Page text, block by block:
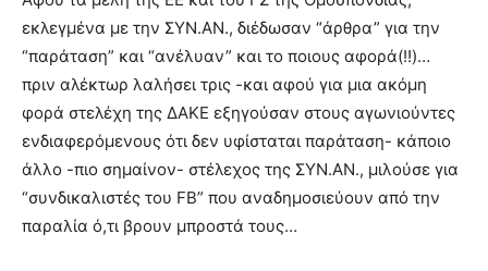
εκλεγμένα με την ΣΥΝ.ΑΝ., διέδωσαν “άρθρα” για την
“παράταση” και “ανέλυαν” και το ποιους αφορά(!!)…
πριν αλέκτωρ λαλήσει τρις -και αφού για μια ακόμη
φορά στελέχη της ΔΑΚΕ εξηγούσαν στους αγωνιούντες
ενδιαφερόμενους ότι δεν υφίσταται παράταση- κάποιο
άλλο -πιο σημαίνον- στέλεχος της ΣΥΝ.ΑΝ., μιλούσε για
“συνδικαλιστές του FB” που αναδημοσιεύουν από την
παραλία ό,τι βρουν μπροστά τους…